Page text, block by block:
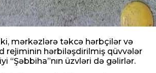
mərkəzlərə təkcə hərbçilər və
rejiminin hərbiləşdirilmiş qüvvələr
“Şəbbiha”nın üzvləri də gəlirlər.